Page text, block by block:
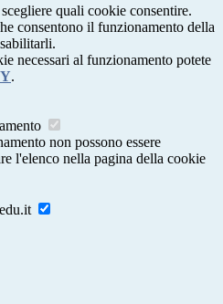
quali cookie consentire.
consentono il funzionamento della
necessari al funzionamento potete
.
non possono essere
l'elenco nella pagina della cookie